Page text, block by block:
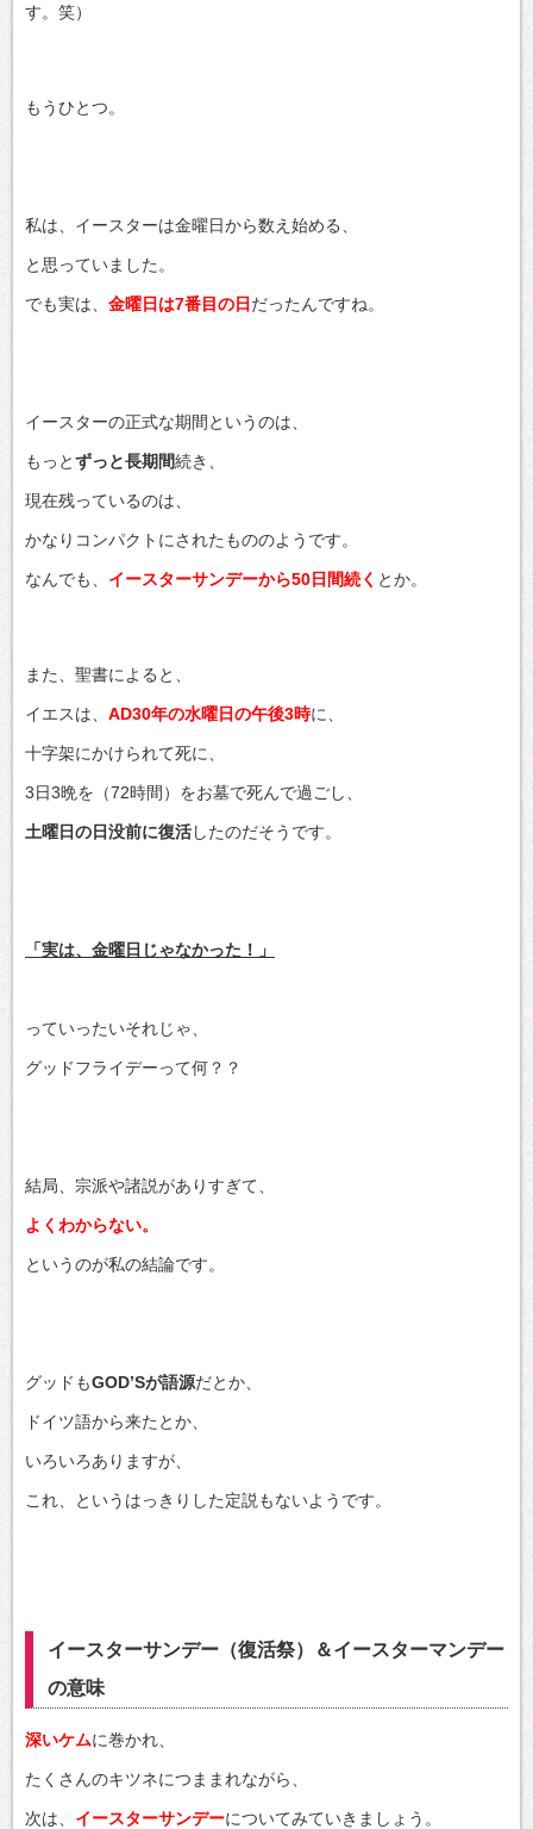
す。笑）
もうひとつ。
私は、イースターは金曜日から数え始める、
と思っていました。
でも実は、 金曜日は7番目の日 だったんですね。
イースターの正式な期間というのは、
もっとずっと長期間続き、
現在残っているのは、
かなりコンパクトにされたもののようです。
なんでも、 イースターサンデーから50日間続く とか。
また、聖書によると、
イエスは、 AD30年の水曜日の午後3時に、
十字架にかけられて死に、
3日3晩を（72時間）をお墓で死んで過ごし、
土曜日の日没前に復活したのだそうです。
「実は、金曜日じゃなかった！」
っていったいそれじゃ、
グッドフライデーって何？？
結局、宗派や諸説がありすぎて、
よくわからない。
というのが私の結論です。
グッドもGOD’Sが語源だとか、
ドイツ語から来たとか、
いろいろありますが、
これ、というはっきりした定説もないようです。
イースターサンデー（復活祭）＆イースターマンデー
の意味
深いケムに巻かれ、
たくさんのキツネにつままれながら、
次は、 イースターサンデーについてみていきましょう。